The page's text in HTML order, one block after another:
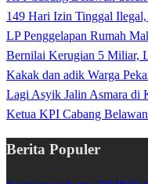
149 Hari Izin Tinggal
LP Penggelapan Rumah
Bernilai Kerugian 5 Miliar,
Kakak dan adik Warga
Lagi Asyik Jalin Asmara di
Ketua KPI Cabang
Berita Populer